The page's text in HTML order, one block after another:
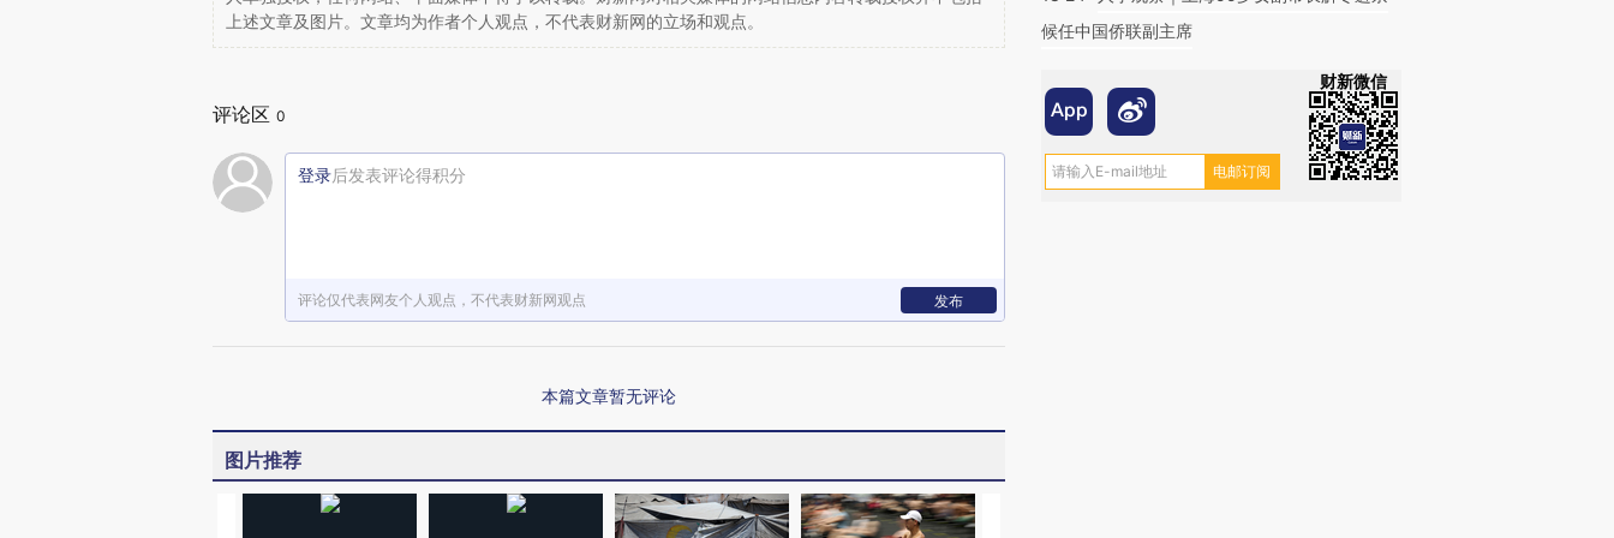
上述文章及图片。文章均为作者个人观点，不代表财新网的立场和观点。
评论区 0
登录后发表评论得积分
评论仅代表网友个人观点，不代表财新网观点 发布
本篇文章暂无评论
图片推荐
候任中国侨联副主席
财新微信